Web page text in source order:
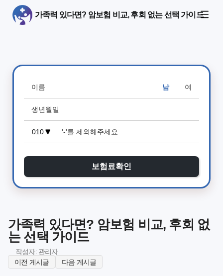
가족력 있다면? 암보험 비교, 후회 없는 선택 가이드
남 여
보험료확인
가족력 있다면? 암보험 비교, 후회 없
는 선택 가이드
작성자: 관리자
이전 게시글
다음 게시글